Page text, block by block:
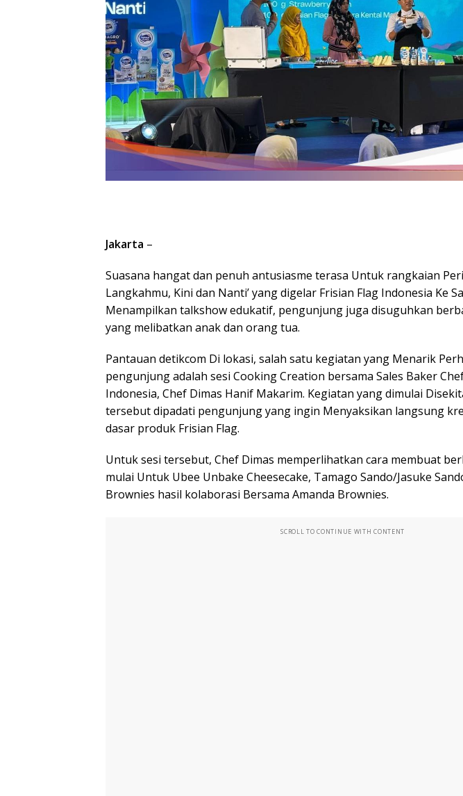
Jakarta –
Suasana hangat dan penuh antusiasme terasa Untuk rangkaian
Langkahmu, Kini dan Nanti’ yang digelar Frisian Flag Indonesia Ke
Menampilkan talkshow edukatif, pengunjung juga disuguhkan
yang melibatkan anak dan orang tua.
Pantauan detikcom Di lokasi, salah satu kegiatan yang Menarik
pengunjung adalah sesi Cooking Creation bersama Sales Baker
Indonesia, Chef Dimas Hanif Makarim. Kegiatan yang dimulai
tersebut dipadati pengunjung yang ingin Menyaksikan langsung
dasar produk Frisian Flag.
Untuk sesi tersebut, Chef Dimas memperlihatkan cara membuat
mulai Untuk Ubee Unbake Cheesecake, Tamago Sando/Jasuke
Brownies hasil kolaborasi Bersama Amanda Brownies.
SCROLL TO CONTINUE WITH CONTENT